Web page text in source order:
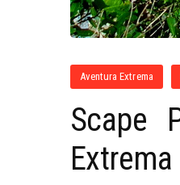
Aventura Extrema
Scape
Extrema